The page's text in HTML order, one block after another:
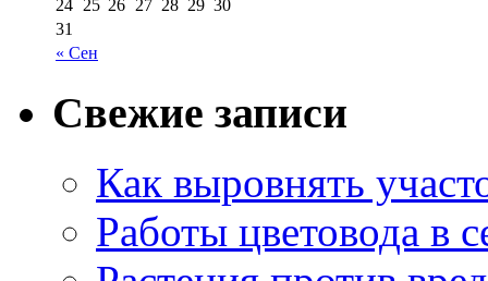
« Сен
24 25 26 27 28 29 30
31
Свежие записи
Как выровнять
Работы цветовода в